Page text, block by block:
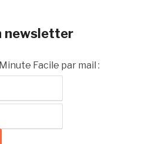
newsletter
Facile par mail :